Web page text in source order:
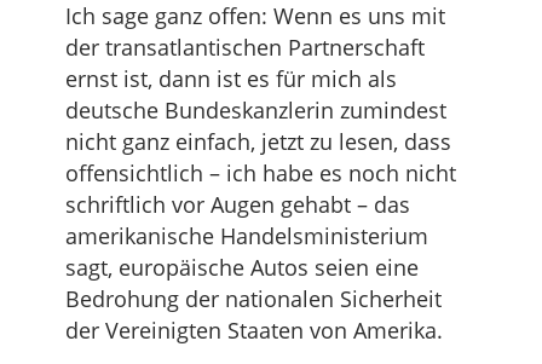
Ich sage ganz offen: Wenn es uns mit
der transatlantischen Partnerschaft
ernst ist, dann ist es für mich als
deutsche Bundeskanzlerin zumindest
nicht ganz einfach, jetzt zu lesen, dass
offensichtlich – ich habe es noch nicht
schriftlich vor Augen gehabt – das
amerikanische Handelsministerium
sagt, europäische Autos seien eine
Bedrohung der nationalen Sicherheit
der Vereinigten Staaten von Amerika.